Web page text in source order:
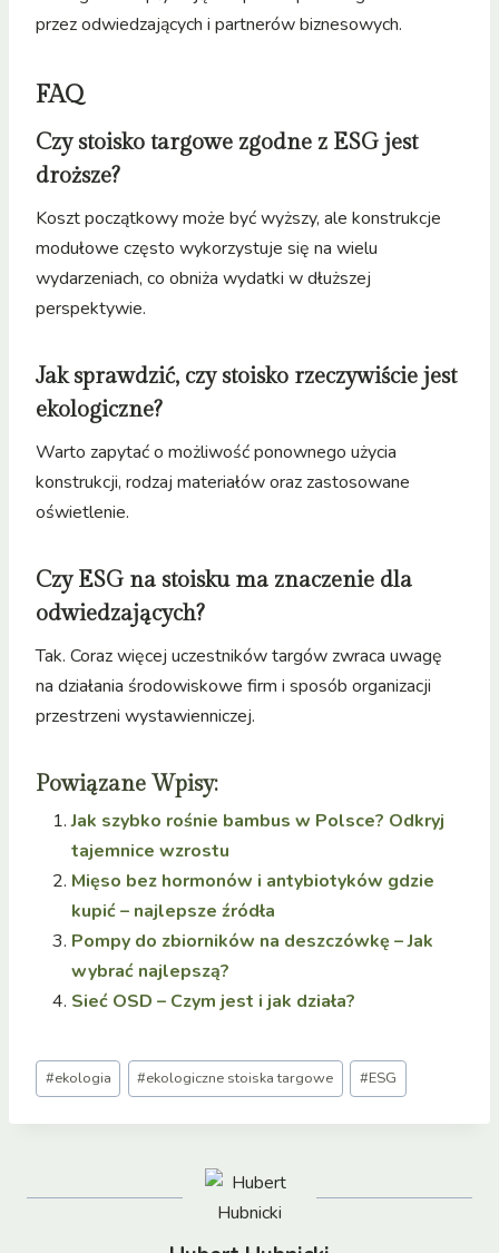
przez odwiedzających i partnerów biznesowych.
FAQ
Czy stoisko targowe zgodne z ESG jest
droższe?
Koszt początkowy może być wyższy, ale konstrukcje
modułowe często wykorzystuje się na wielu
wydarzeniach, co obniża wydatki w dłuższej
perspektywie.
Jak sprawdzić, czy stoisko rzeczywiście jest
ekologiczne?
Warto zapytać o możliwość ponownego użycia
konstrukcji, rodzaj materiałów oraz zastosowane
oświetlenie.
Czy ESG na stoisku ma znaczenie dla
odwiedzających?
Tak. Coraz więcej uczestników targów zwraca uwagę
na działania środowiskowe firm i sposób organizacji
przestrzeni wystawienniczej.
Powiązane Wpisy:
Jak szybko rośnie bambus w Polsce? Odkryj
tajemnice wzrostu
Mięso bez hormonów i antybiotyków gdzie
kupić – najlepsze źródła
Pompy do zbiorników na deszczówkę – Jak
wybrać najlepszą?
Sieć OSD – Czym jest i jak działa?
Tagi
wpisu:
#ekologia #ekologiczne stoiska targowe #ESG